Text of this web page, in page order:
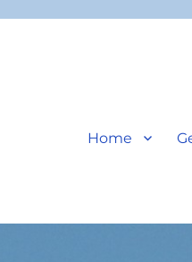
Home